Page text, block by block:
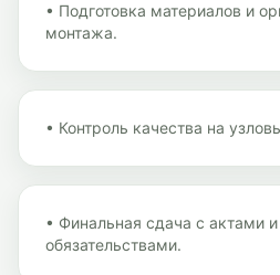
• Подготовка материалов и
монтажа.
• Контроль качества на
• Финальная сдача с актами
обязательствами.